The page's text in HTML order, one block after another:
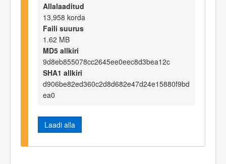
Allalaaditud
13,958 korda
Faili suurus
1.62 MB
MD5 allkiri
9d8eb855078cc2645ee0eec8d3bea12c
SHA1 allkiri
d906be82ed360c2d8d682e47d24e15880f9bd
ea0
Laadi alla